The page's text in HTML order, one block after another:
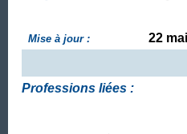
Mise à jour : 22
Professions liées :